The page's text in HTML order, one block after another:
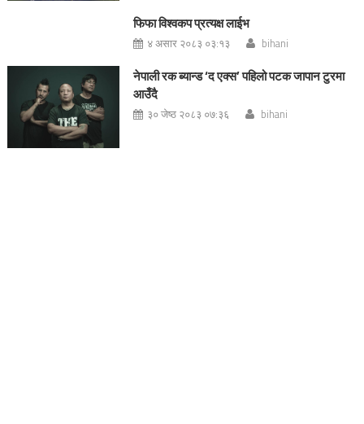
फिफा विश्वकप प्रत्यक्ष लाईभ
४ असार २०८३ ०३:१३ bihani
नेपाली रक ब्यान्ड ‘द एक्स’ पहिलो पटक जापान टुरमा
आउँदै
३० जेष्ठ २०८३ ०७:३६ bihani